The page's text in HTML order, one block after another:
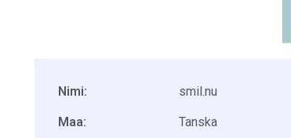
Nimi:
Maa:
smil.nu
Tanska